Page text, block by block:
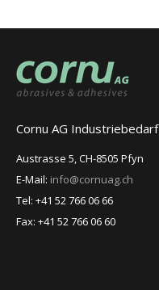
Cornu AG Industriebedarf
Austrasse 5, CH-8505 Pfyn
E-Mail: info@cornuag.ch
Tel: +41 52 766 06 66
Fax: +41 52 766 06 60